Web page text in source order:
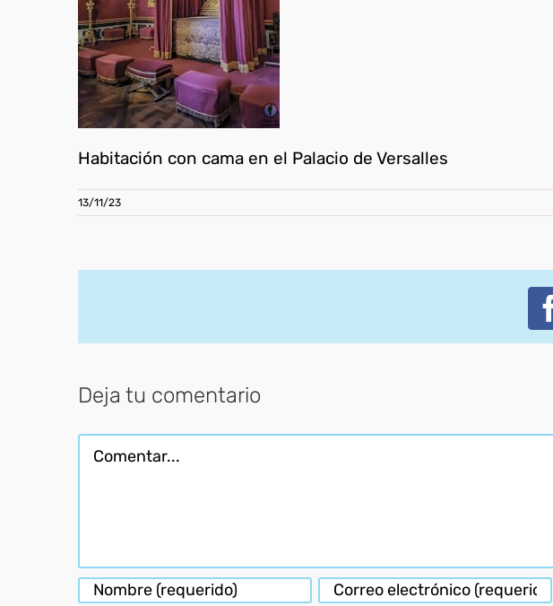
Habitación con cama en el Palacio de Versalles
13/11/23
Deja tu comentario
Comentar